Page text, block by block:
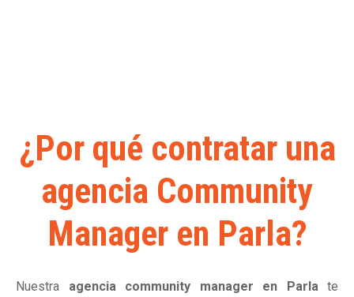
¿Por qué contratar una
agencia Community
Manager en Parla?
Nuestra agencia community manager en Parla te